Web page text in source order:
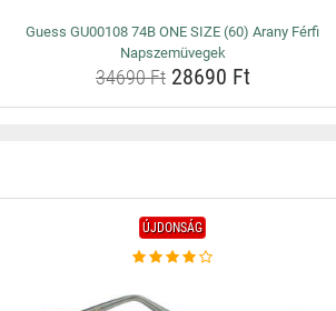
Guess GU00108 74B ONE SIZE (60) Arany Férfi
Napszemüvegek
34690 Ft28690 Ft
ÚJDONSÁG